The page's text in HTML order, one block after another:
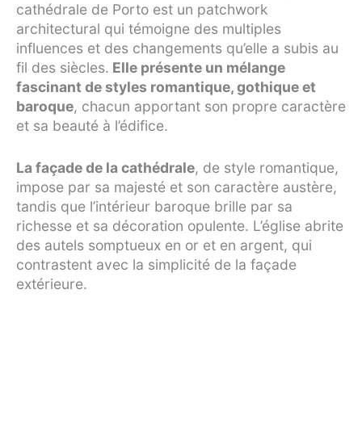
cathédrale de Porto est un patchwork
architectural qui témoigne des multiples
influences et des changements qu’elle a subis au
fil des siècles. Elle présente un mélange
fascinant de styles romantique, gothique et
baroque, chacun apportant son propre caractère
et sa beauté à l’édifice.
La façade de la cathédrale, de style romantique,
impose par sa majesté et son caractère austère,
tandis que l’intérieur baroque brille par sa
richesse et sa décoration opulente. L’église abrite
des autels somptueux en or et en argent, qui
contrastent avec la simplicité de la façade
extérieure.